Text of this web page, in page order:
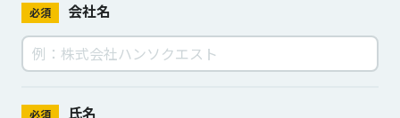
必須 会社名
必須 氏名